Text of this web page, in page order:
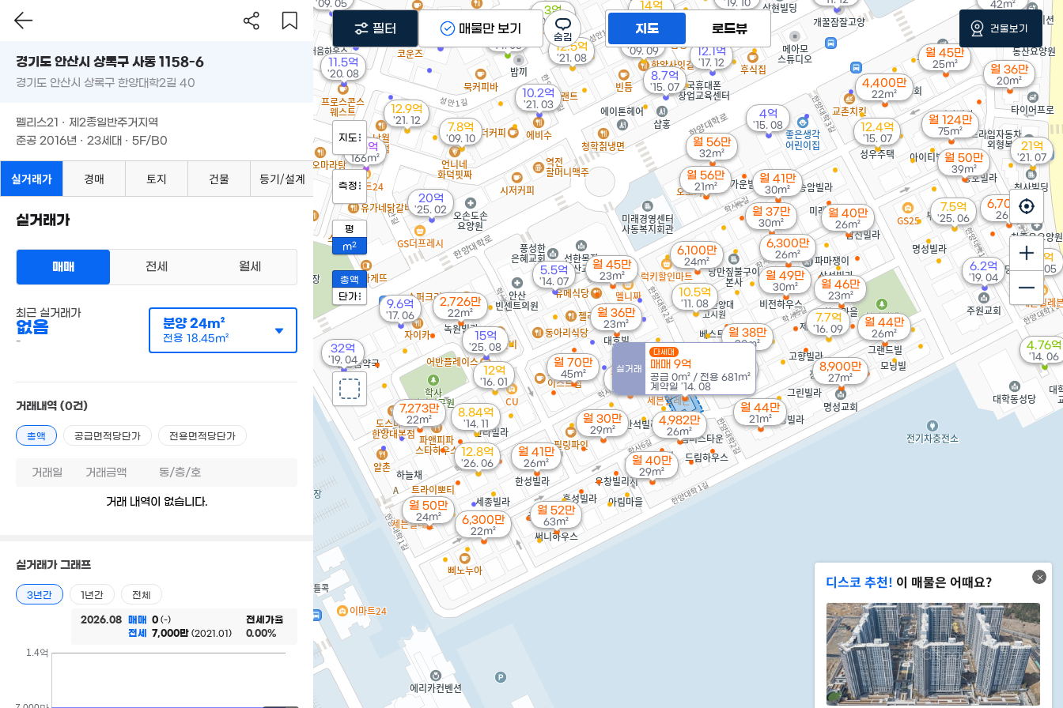
월 49만
30m²
월 56만
32m²
월 50만
24m²
월 36만
20m²
월 56만
21m²
12.8억
'26. 06
월 44만
26m²
월 46만
23m²
월 38만
20m²
월 30만
29m²
월 28만
월 36만
23m²
월 70만
45m²
월 50만
39m²
월 37만
30m²
월 41만
30m²
월 40만
26m²
42m²
월 41만
26m²
월 44만
21m²
월 45만
25m²
월 52만
63m²
월 40만
29m²
월 45만
23m²
월 124만
75m²
15억
'25. 08
7.5억
'25. 06
2,726만
22m²
6,300만
26m²
20억
'25. 02
14억
7,273만
22m²
4,400만
22m²
7.5억
'22. 05
12.9억
'21. 12
12.5억
'21. 08
21억
'21. 07
10.2억
'21. 03
8,900만
27m²
11.5억
'20. 08
11억
'20. 01
'19. 10
32억
'19. 04
6.2억
'19. 04
12.1억
'17. 12
9.6억
'17. 06
6,700만
26m²
6,100만
24m²
7.7억
'16. 09
'16. 06
12억
'16. 01
4억
'15. 08 12.4억
'15. 07
8.7억
'15. 07
8.84억
'14. 11
실거래
다세대
매매 9억
공급 0m² / 전용 681m²
계약일 '14. 08
4,982만
26m²
5.5억
'14. 07
4.76억
'14. 06
6억
'14. 05
6,300만
22m²
10.5억
'11. 08
1.5억
166m²
7.8억
'09. 10
'09. 09
8.55억
'09. 06
'09. 05
3억
'09. 02
디스코 추천! 이 매물은 어때요?
지도 로드뷰
지도
측정
평
m2
총액
단가
필터 매물만 보기 건물보기
경기도 안산시 상록구 사동 1158-6
경기도 안산시 상록구 한양대학2길 40
펠리스21 · 제2종일반주거지역
준공 2016년 · 23세대 · 5F/B0
실거래가 경매 토지 건물 등기/설계
실거래가
매매 전세 월세
최근 실거래가
없음
-
분양24m²
전용 18.45m²
거래내역 (0건)
총액 공급면적당단가 전용면적당단가
거래일 거래금액 동/층/호
거래 내역이 없습니다.
실거래가 그래프
3년간 1년간 전체
2026.08 매매 0 (-)
전세 7,000만 (2021.01)
전세가율
0.00%
1.4억